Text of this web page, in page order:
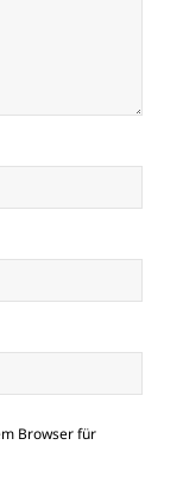
Browser für